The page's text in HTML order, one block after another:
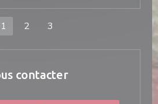
1 2 3
contacter